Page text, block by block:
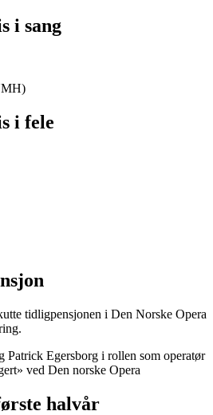
i sang
i fele
tidligpensjonen i Den Norske Opera
halvår